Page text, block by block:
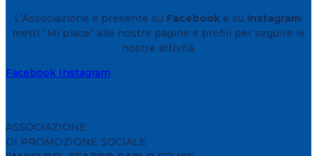
L’Associazione è presente su Facebook e su Instagram:
metti “Mi piace” alle nostre pagine e profili per seguire le
nostre attività.
Facebook Instagram
ASSOCIAZIONE
DI PROMOZIONE SOCIALE